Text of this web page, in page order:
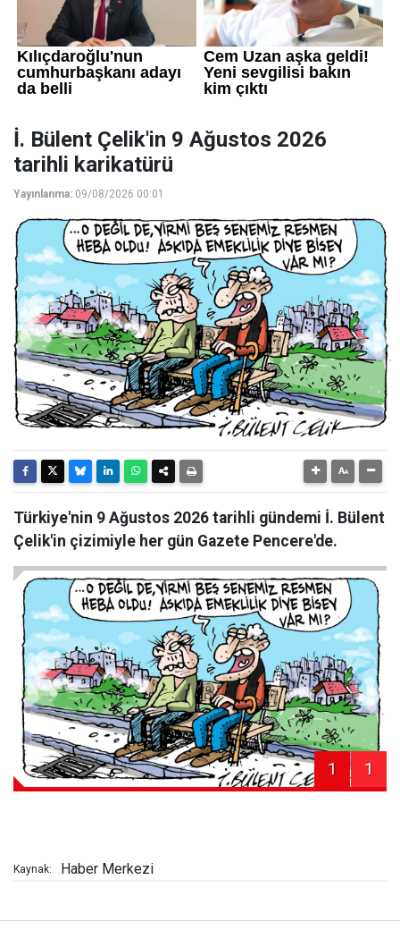
İ. Bülent Çelik'in 9 Ağustos 2026
tarihli karikatürü
Yayınlanma: 09/08/2026 00:01
Türkiye'nin 9 Ağustos 2026 tarihli gündemi İ. Bülent
Çelik'in çizimiyle her gün Gazete Pencere'de.
1 1
Kaynak: Haber Merkezi